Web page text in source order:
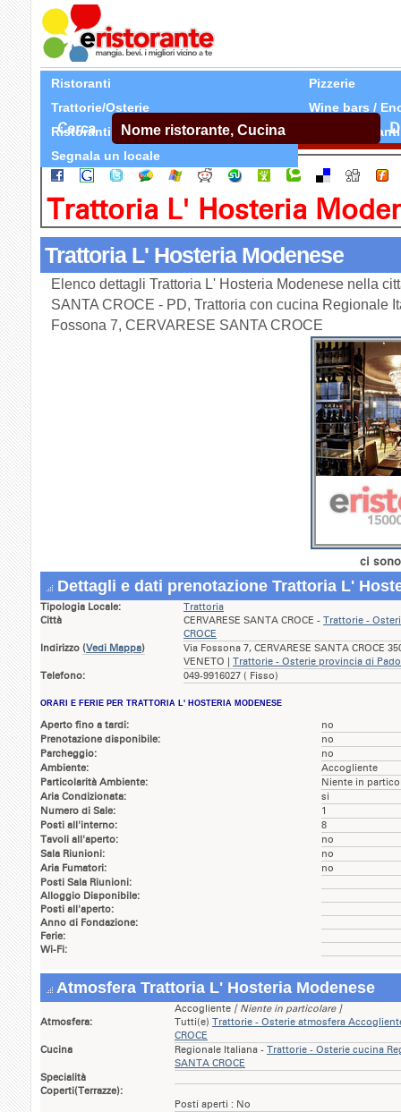
Ristoranti
Pizzerie
Trattorie/Osterie
Wine bars /
Ristoranti Etnici
Tutti Ristoranti
Segnala un locale
Cerca
Trattoria L' Hosteria
Trattoria L' Hosteria Modenese
Elenco dettagli Trattoria L' Hosteria Modenese nella
SANTA CROCE - PD, Trattoria con cucina Regionale
Fossona 7, CERVARESE SANTA CROCE
ci
Dettagli e dati prenotazione Trattoria L'
Tipologia Locale:
Trattoria
Città
CERVARESE SANTA CROCE - Trattorie -
CROCE
Indirizzo (Vedi Mappa)
Via Fossona 7, CERVARESE SANTA CROCE
VENETO | Trattorie - Osterie provincia di
Telefono:
049-9916027 ( Fisso)
ORARI E FERIE PER TRATTORIA L' HOSTERIA MODENESE
Aperto fino a tardi:
no
Prenotazione disponibile:
no
Parcheggio:
no
Ambiente:
Accogliente
Particolarità Ambiente:
Niente in
Aria Condizionata:
si
Numero di Sale:
1
Posti all'interno:
8
Tavoli all'aperto:
no
Sala Riunioni:
no
Aria Fumatori:
no
Posti Sala Riunioni:
Alloggio Disponibile:
Posti all'aperto:
Anno di Fondazione:
Ferie:
Wi-Fi:
Atmosfera Trattoria L' Hosteria Modenese
Atmosfera:
Accogliente [ Niente in particolare ]
Tutti(e) Trattorie - Osterie atmosfera
CROCE
Cucina
Regionale Italiana - Trattorie - Osterie cucina
SANTA CROCE
Specialità
Coperti(Terrazze):
Posti aperti : No